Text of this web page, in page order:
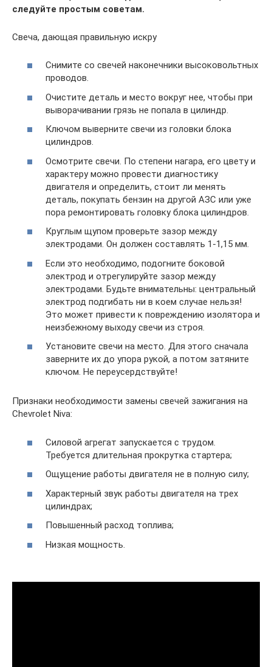
следуйте простым советам.
Свеча, дающая правильную искру
Снимите со свечей наконечники высоковольтных
проводов.
Очистите деталь и место вокруг нее, чтобы при
выворачивании грязь не попала в цилиндр.
Ключом выверните свечи из головки блока
цилиндров.
Осмотрите свечи. По степени нагара, его цвету и
характеру можно провести диагностику
двигателя и определить, стоит ли менять
деталь, покупать бензин на другой АЗС или уже
пора ремонтировать головку блока цилиндров.
Круглым щупом проверьте зазор между
электродами. Он должен составлять 1-1,15 мм.
Если это необходимо, подогните боковой
электрод и отрегулируйте зазор между
электродами. Будьте внимательны: центральный
электрод подгибать ни в коем случае нельзя!
Это может привести к повреждению изолятора и
неизбежному выходу свечи из строя.
Установите свечи на место. Для этого сначала
заверните их до упора рукой, а потом затяните
ключом. Не переусердствуйте!
Признаки необходимости замены свечей зажигания на
Chevrolet Niva:
Силовой агрегат запускается с трудом.
Требуется длительная прокрутка стартера;
Ощущение работы двигателя не в полную силу;
Характерный звук работы двигателя на трех
цилиндрах;
Повышенный расход топлива;
Низкая мощность.